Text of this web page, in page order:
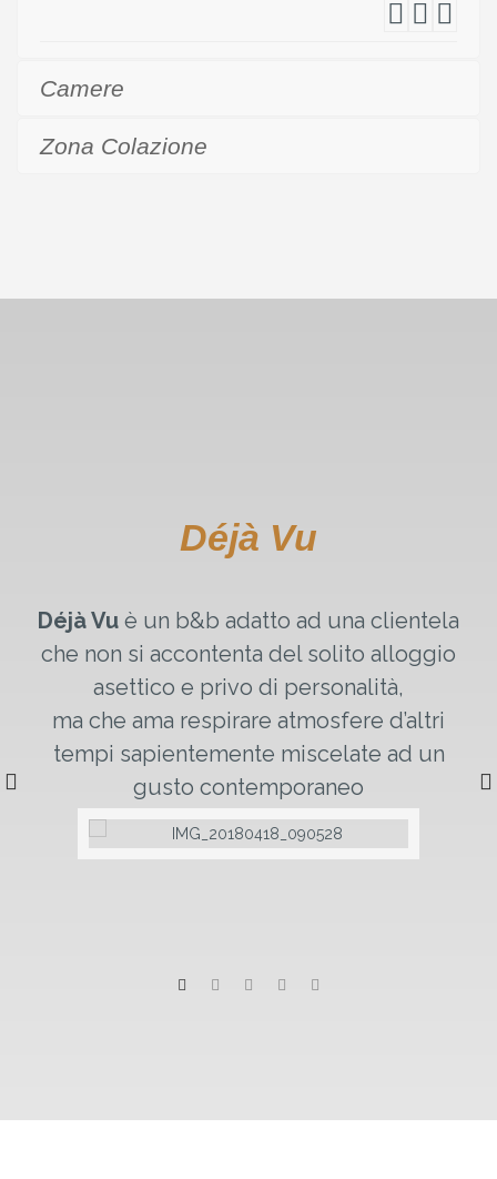
Camere
Zona Colazione
Déjà Vu
Déjà Vu è un b&b adatto ad una clientela
che non si accontenta del solito alloggio
asettico e privo di personalità,
ma che ama respirare atmosfere d’altri
tempi sapientemente miscelate ad un
gusto contemporaneo